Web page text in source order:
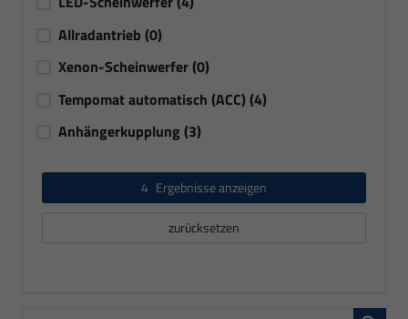
Allradantrieb (0)
Xenon-Scheinwerfer(0)
Tempomat automatisch (ACC)(4)
Anhängerkupplung (3)
4 Ergebnisse anzeigen
zurücksetzen